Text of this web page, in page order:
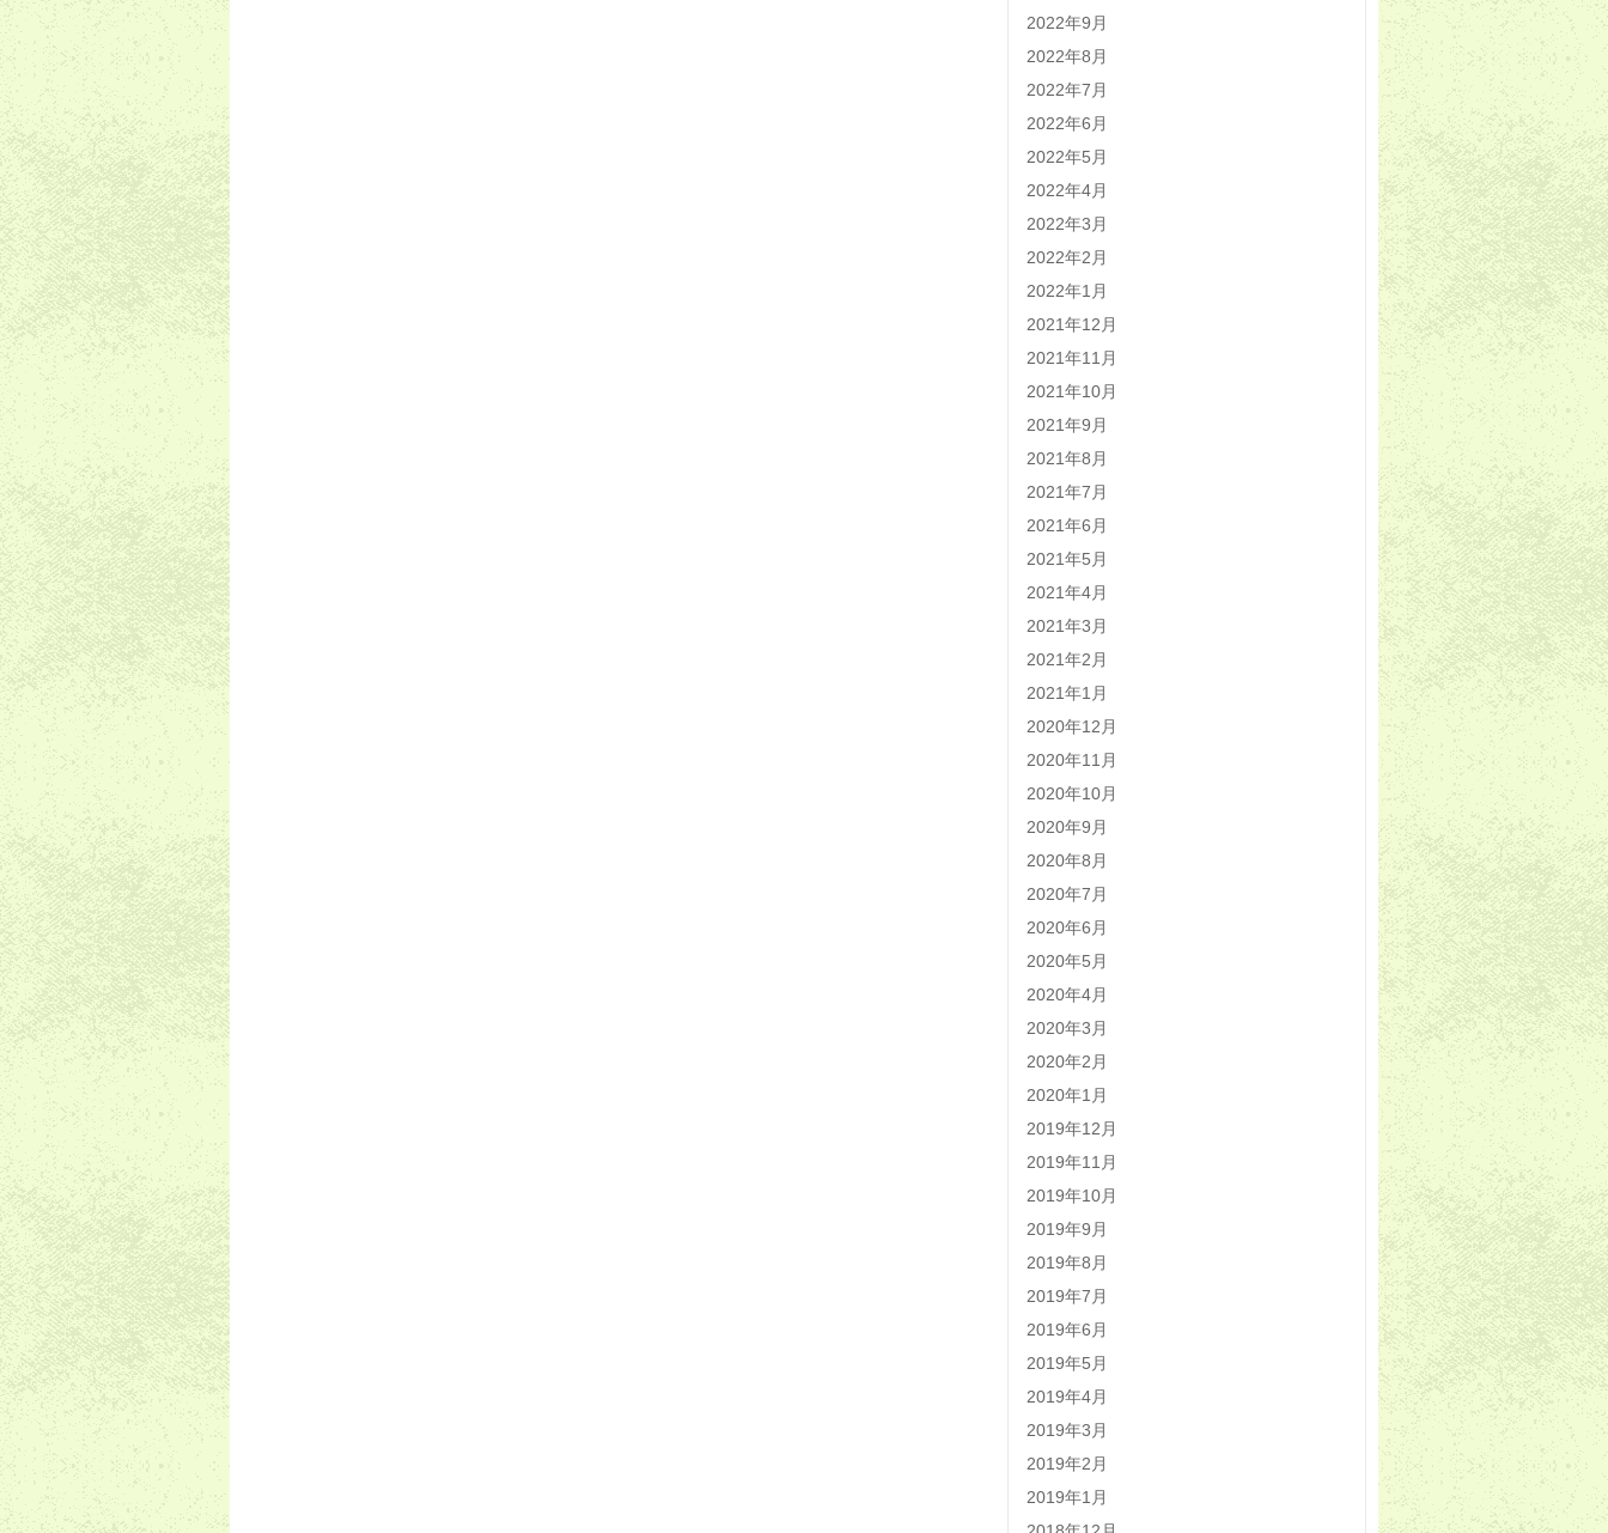
2022年9月
2022年8月
2022年7月
2022年6月
2022年5月
2022年4月
2022年3月
2022年2月
2022年1月
2021年12月
2021年11月
2021年10月
2021年9月
2021年8月
2021年7月
2021年6月
2021年5月
2021年4月
2021年3月
2021年2月
2021年1月
2020年12月
2020年11月
2020年10月
2020年9月
2020年8月
2020年7月
2020年6月
2020年5月
2020年4月
2020年3月
2020年2月
2020年1月
2019年12月
2019年11月
2019年10月
2019年9月
2019年8月
2019年7月
2019年6月
2019年5月
2019年4月
2019年3月
2019年2月
2019年1月